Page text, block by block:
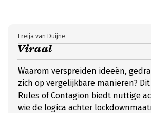
Viraal
Freija van Duijne
Waarom verspreiden ideeën,
zich op vergelijkbare manieren?
Rules of Contagion biedt nuttige
wie de logica achter